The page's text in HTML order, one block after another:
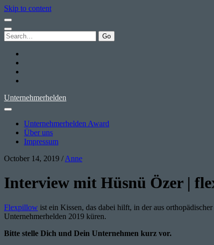
Skip to content
Search
for:
Unternehmerhelden
Unternehmerhelden Award
Über uns
Impressum
October 14, 2019 /Anne
Interview mit Hüsnü Özer |
Flexpillow ist ein Kissen, das dabei hilft, in der aus
Unternehmerhelden 2019 küren.
Bitte stelle Dich und Dein Unternehmen kurz vor.